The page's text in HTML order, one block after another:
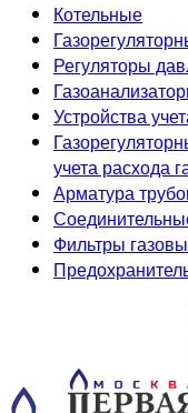
Котельные
Регуляторы
Устройства
учета расхода
Арматура
Фильтры